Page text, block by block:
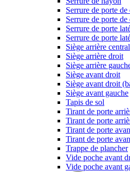
Serrure de porte
Serrure de porte
Serrure de porte
Serrure de porte
Siège arrière central
Siège arrière droit
Siège arrière
Siège avant droit
Siège avant droit
Siège avant gauche
Tapis de sol
Tirant de porte
Tirant de porte
Tirant de porte
Tirant de porte
Trappe de plancher
Vide poche avant
Vide poche avant